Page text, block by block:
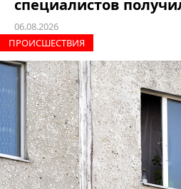
специалистов
06.08.2026
ПРОИCШЕСТВИЯ